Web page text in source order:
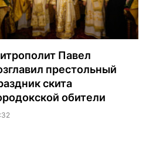
Павел
престольный
скита
обители